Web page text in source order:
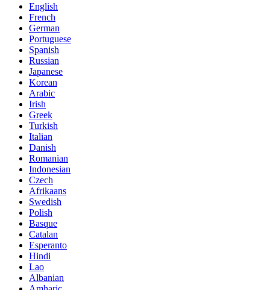
English
French
German
Portuguese
Spanish
Russian
Japanese
Korean
Arabic
Irish
Greek
Turkish
Italian
Danish
Romanian
Indonesian
Czech
Afrikaans
Swedish
Polish
Basque
Catalan
Esperanto
Hindi
Lao
Albanian